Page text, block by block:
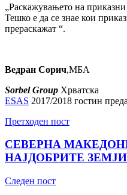
„Раскажувањето на
Тешко е да се знае кои
прераскажат “.
Ведран Сорич,МБА
Sorbel Group Хрватска
ESAS 2017/2018 гостин
Претходен пост
СЕВЕРНА
НАЈДОБРИТЕ ЗЕМЈИ
Следен пост